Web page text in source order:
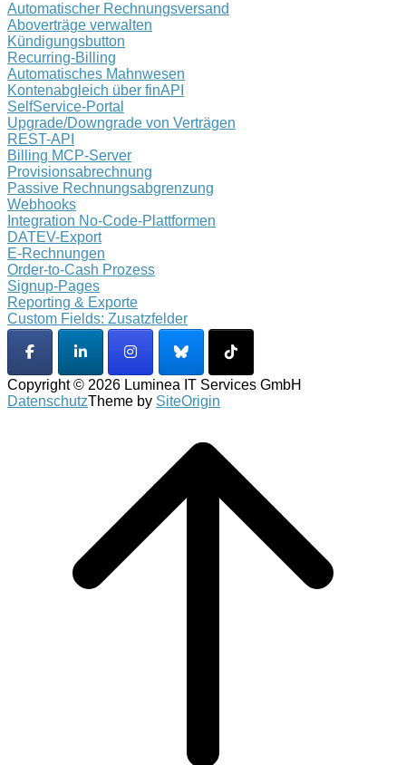
Automatischer Rechnungsversand
Aboverträge verwalten
Kündigungsbutton
Recurring-Billing
Automatisches Mahnwesen
Kontenabgleich über finAPI
SelfService-Portal
Upgrade/Downgrade von Verträgen
REST-API
Billing MCP-Server
Provisionsabrechnung
Passive Rechnungsabgrenzung
Webhooks
Integration No-Code-Plattformen
DATEV-Export
E-Rechnungen
Order-to-Cash Prozess
Signup-Pages
Reporting & Exporte
Custom Fields: Zusatzfelder
Copyright © 2026 Luminea IT Services GmbH
DatenschutzTheme by SiteOrigin